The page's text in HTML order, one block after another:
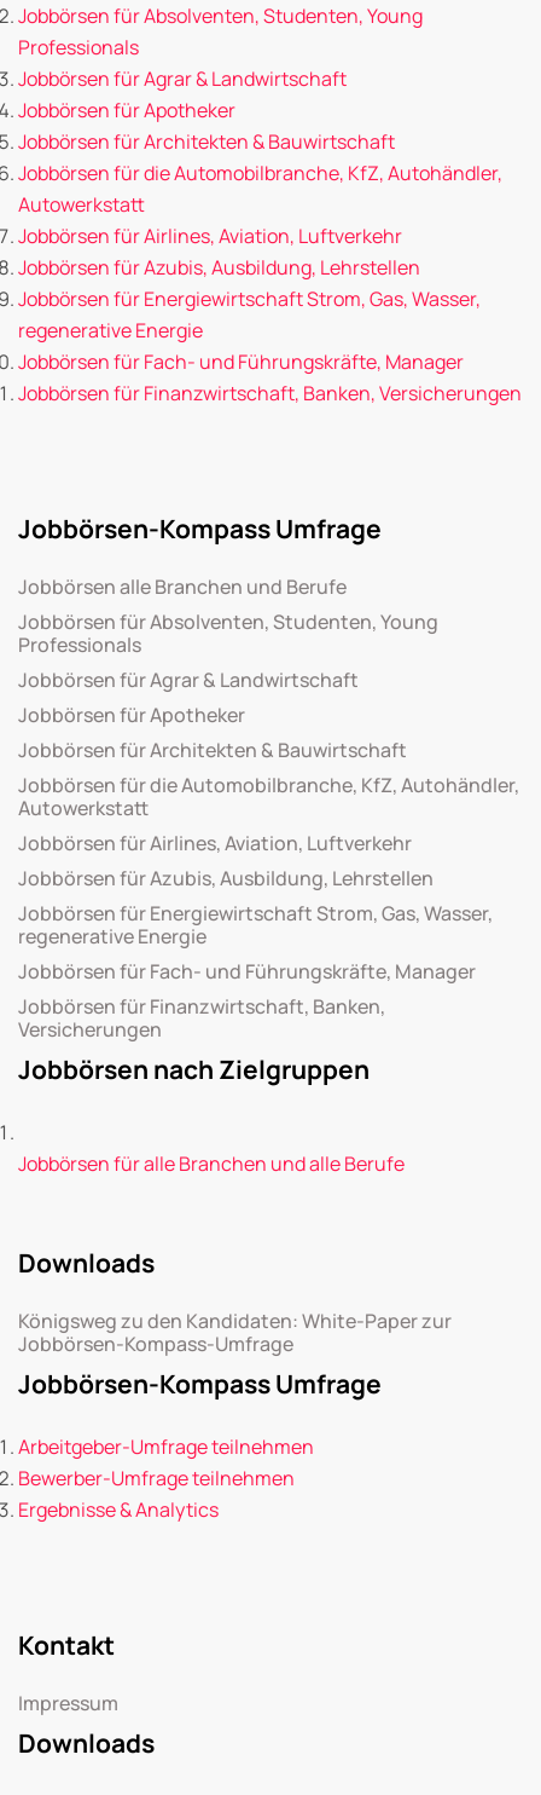
Jobbörsen für Absolventen, Studenten, Young
Professionals
Jobbörsen für Agrar & Landwirtschaft
Jobbörsen für Apotheker
Jobbörsen für Architekten & Bauwirtschaft
Jobbörsen für die Automobilbranche, KfZ, Autohändler,
Autowerkstatt
Jobbörsen für Airlines, Aviation, Luftverkehr
Jobbörsen für Azubis, Ausbildung, Lehrstellen
Jobbörsen für Energiewirtschaft Strom, Gas, Wasser,
regenerative Energie
Jobbörsen für Fach- und Führungskräfte, Manager
Jobbörsen für Finanzwirtschaft, Banken, Versicherungen
Jobbörsen-Kompass Umfrage
Jobbörsen alle Branchen und Berufe
Jobbörsen für Absolventen, Studenten, Young
Professionals
Jobbörsen für Agrar & Landwirtschaft
Jobbörsen für Apotheker
Jobbörsen für Architekten & Bauwirtschaft
Jobbörsen für die Automobilbranche, KfZ, Autohändler,
Autowerkstatt
Jobbörsen für Airlines, Aviation, Luftverkehr
Jobbörsen für Azubis, Ausbildung, Lehrstellen
Jobbörsen für Energiewirtschaft Strom, Gas, Wasser,
regenerative Energie
Jobbörsen für Fach- und Führungskräfte, Manager
Jobbörsen für Finanzwirtschaft, Banken,
Versicherungen
Jobbörsen nach Zielgruppen
Jobbörsen für alle Branchen und alle Berufe
Downloads
Königsweg zu den Kandidaten: White-Paper zur
Jobbörsen-Kompass-Umfrage
Jobbörsen-Kompass Umfrage
Arbeitgeber-Umfrage teilnehmen
Bewerber-Umfrage teilnehmen
Ergebnisse & Analytics
Kontakt
Impressum
Downloads